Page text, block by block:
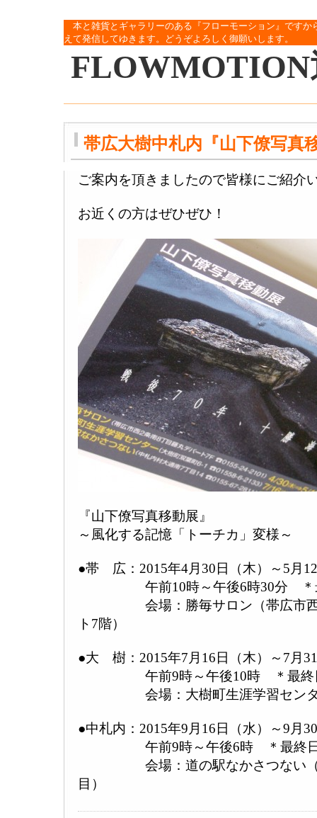
本と雑貨とギャラリーのある『フローモーション』です
えて発信してゆきます。どうぞよろしく御願いします。
FLOWMOTION
帯広大樹中札内『山下僚写真
ご案内を頂きましたので皆様にご紹介
お近くの方はぜひぜひ！
『山下僚写真移動展』
～風化する記憶「トーチカ」変様～
●帯 広：2015年4月30日（木）～5月
午前10時～午後6時30分 ＊最
会場：勝毎サロン（帯広市西2
ト7階）
●大 樹：2015年7月16日（木）～7月
午前9時～午後10時 ＊最終日
会場：大樹町生涯学習センター
●中札内：2015年9月16日（水）～9月
午前9時～午後6時 ＊最終日
会場：道の駅なかさつない（
目）